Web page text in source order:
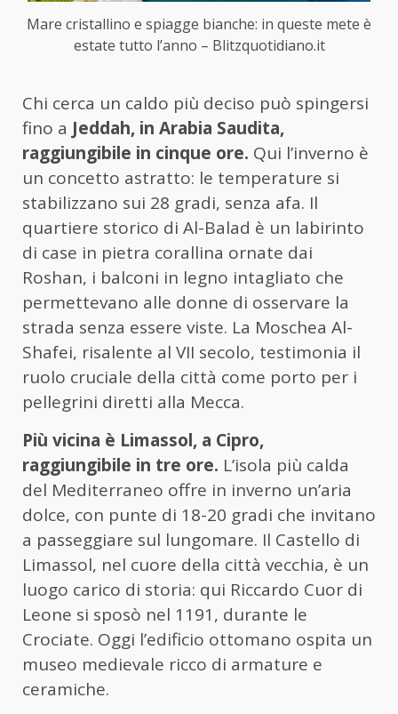
Mare cristallino e spiagge bianche: in queste mete è
estate tutto l’anno – Blitzquotidiano.it
Chi cerca un caldo più deciso può spingersi
fino a Jeddah, in Arabia Saudita,
raggiungibile in cinque ore. Qui l’inverno è
un concetto astratto: le temperature si
stabilizzano sui 28 gradi, senza afa. Il
quartiere storico di Al-Balad è un labirinto
di case in pietra corallina ornate dai
Roshan, i balconi in legno intagliato che
permettevano alle donne di osservare la
strada senza essere viste. La Moschea Al-
Shafei, risalente al VII secolo, testimonia il
ruolo cruciale della città come porto per i
pellegrini diretti alla Mecca.
Più vicina è Limassol, a Cipro,
raggiungibile in tre ore. L’isola più calda
del Mediterraneo offre in inverno un’aria
dolce, con punte di 18-20 gradi che invitano
a passeggiare sul lungomare. Il Castello di
Limassol, nel cuore della città vecchia, è un
luogo carico di storia: qui Riccardo Cuor di
Leone si sposò nel 1191, durante le
Crociate. Oggi l’edificio ottomano ospita un
museo medievale ricco di armature e
ceramiche.